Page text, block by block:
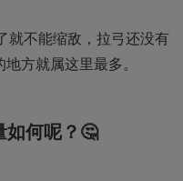
就不能缩敌，拉弓还没有
方就属这里最多。
何呢？🤔